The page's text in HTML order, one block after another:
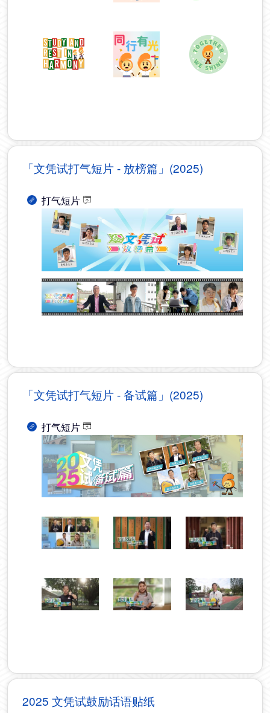
「文凭试打气短片 - 放榜篇」(2025)
打气短片
「文凭试打气短片 - 备试篇」(2025)
打气短片
2025 文凭试鼓励话语贴纸